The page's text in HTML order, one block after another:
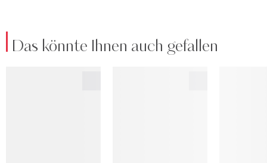
Das könnte Ihnen auch gefallen